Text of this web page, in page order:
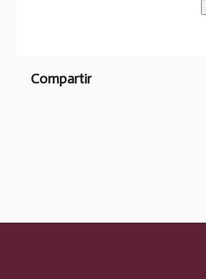
Compartir